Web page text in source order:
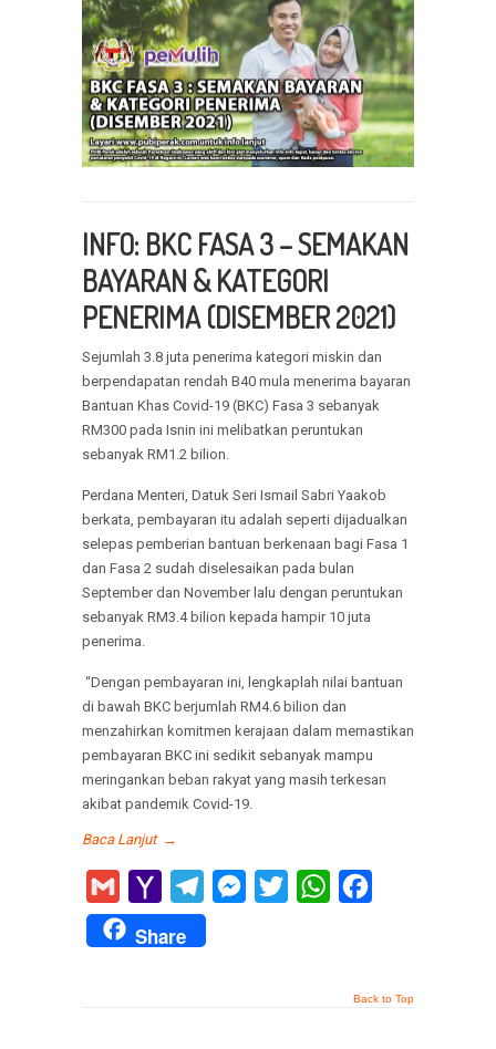
INFO: BKC FASA 3 – SEMAKAN
BAYARAN & KATEGORI
PENERIMA (DISEMBER 2021)
Sejumlah 3.8 juta penerima kategori miskin dan
berpendapatan rendah B40 mula menerima bayaran
Bantuan Khas Covid-19 (BKC) Fasa 3 sebanyak
RM300 pada Isnin ini melibatkan peruntukan
sebanyak RM1.2 bilion.
Perdana Menteri, Datuk Seri Ismail Sabri Yaakob
berkata, pembayaran itu adalah seperti dijadualkan
selepas pemberian bantuan berkenaan bagi Fasa 1
dan Fasa 2 sudah diselesaikan pada bulan
September dan November lalu dengan peruntukan
sebanyak RM3.4 bilion kepada hampir 10 juta
penerima.
“Dengan pembayaran ini, lengkaplah nilai bantuan
di bawah BKC berjumlah RM4.6 bilion dan
menzahirkan komitmen kerajaan dalam memastikan
pembayaran BKC ini sedikit sebanyak mampu
meringankan beban rakyat yang masih terkesan
akibat pandemik Covid-19.
Baca Lanjut →
Gmail
Yahoo
Mail
TelegramMessenger
Twitter WhatsApp
Share
Back to Top